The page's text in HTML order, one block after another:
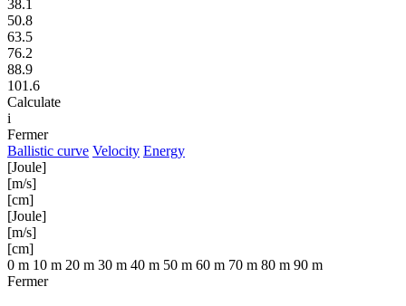
38.1
50.8
63.5
76.2
88.9
101.6
Calculate
i
Fermer
Ballistic curve Velocity Energy
[Joule]
[m/s]
[cm]
[Joule]
[m/s]
[cm]
0 m 10 m 20 m 30 m 40 m 50 m 60 m 70 m 80 m 90 m
Fermer